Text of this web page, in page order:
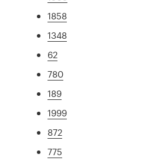
1858
1348
62
780
189
1999
872
775